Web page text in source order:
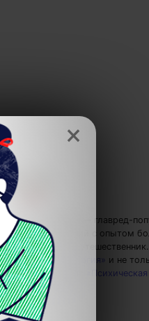
Кирилл Ногалес
— главред-
экспертных знаний с опытом
главред 4brain, путешественник.
по теме«Психология»
и не
рекомендую курс
«Психическая
саморегуляция»
×